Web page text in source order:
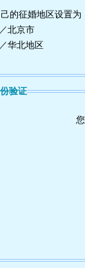
的征婚地区设置为
北京市
华北地区
验证